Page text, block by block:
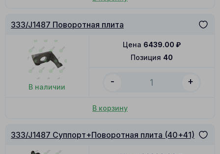
333/J1487 Поворотная плита
В наличии
Позиция 40
Цена 6439.00 ₽
- +
В корзину
333/J1487 Суппорт+Поворотная плита (40+41)